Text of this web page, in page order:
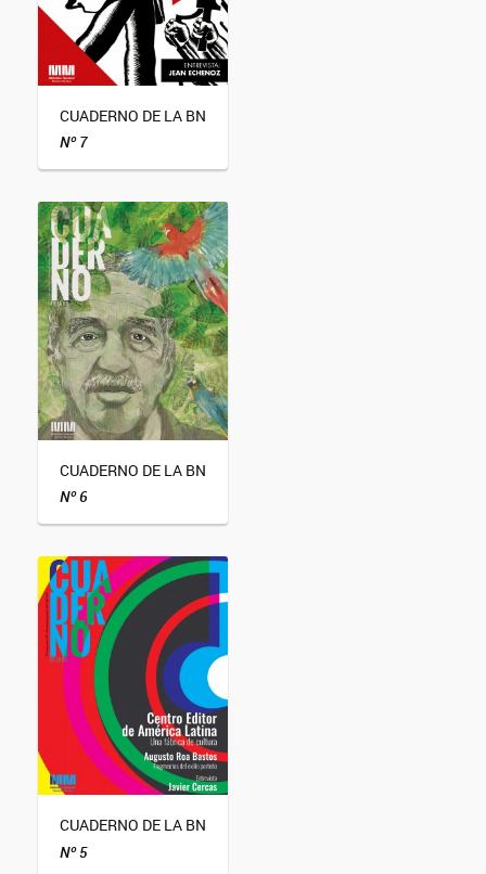
CUADERNO DE LA BN
Nº 7
CUADERNO DE LA BN
Nº 6
CUADERNO DE LA BN
Nº 5